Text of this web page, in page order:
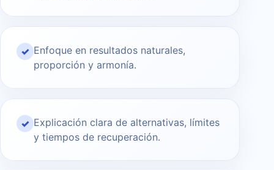
✓ Enfoque en resultados naturales,
proporción y armonía.
✓ Explicación clara de alternativas, límites
y tiempos de recuperación.